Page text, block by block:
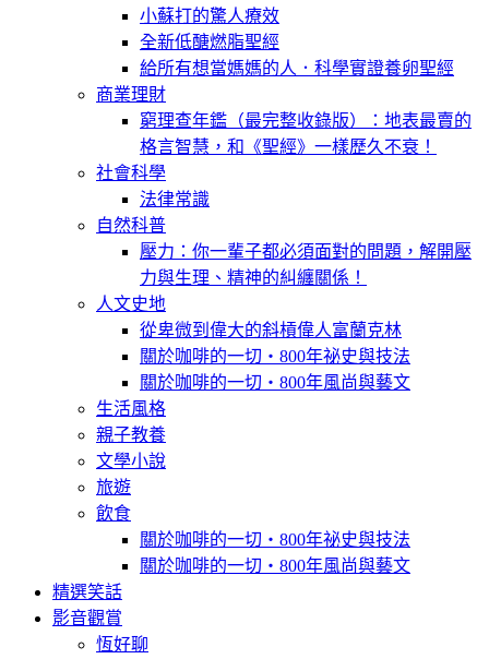
小蘇打的驚人療效
全新低醣燃脂聖經
給所有想當媽媽的人．科學實證養卵聖經
商業理財
窮理查年鑑（最完整收錄版）：地表最賣的
格言智慧，和《聖經》一樣歷久不衰！
社會科學
法律常識
自然科普
壓力：你一輩子都必須面對的問題，解開壓
力與生理、精神的糾纏關係！
人文史地
從卑微到偉大的斜槓偉人富蘭克林
關於咖啡的一切‧800年祕史與技法
關於咖啡的一切‧800年風尚與藝文
生活風格
親子教養
文學小說
旅遊
飲食
關於咖啡的一切‧800年祕史與技法
關於咖啡的一切‧800年風尚與藝文
精選笑話
影音觀賞
恆好聊